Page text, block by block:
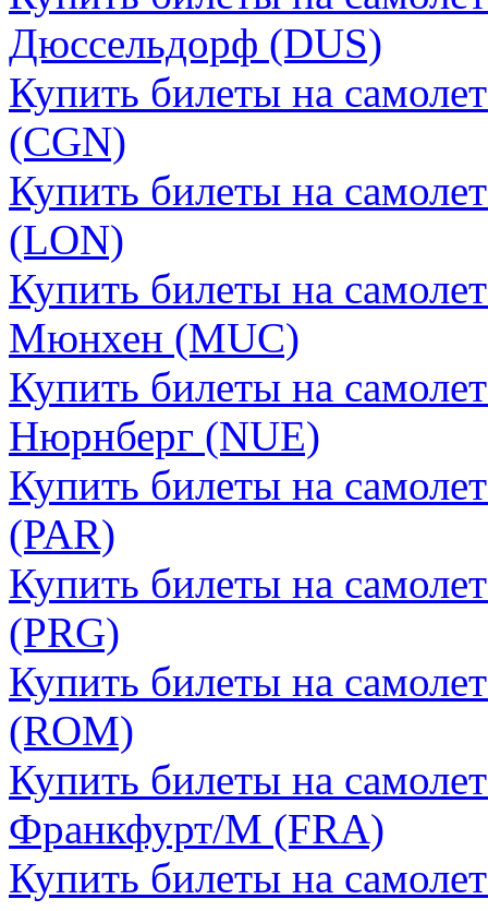
Дюссельдорф (DUS)
Купить билеты на
(CGN)
Купить билеты на
(LON)
Купить билеты на
Мюнхен (MUC)
Купить билеты на
Нюрнберг (NUE)
Купить билеты на
(PAR)
Купить билеты на
(PRG)
Купить билеты на
(ROM)
Купить билеты на
Франкфурт/М (FRA)
Купить билеты на